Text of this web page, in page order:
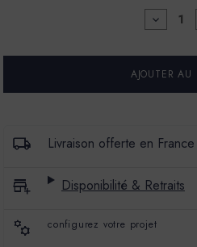
DIMINUER
LA
POUR
GLACIS
-
Livraison offerte en
Disponibilité & Retraits
configurez votre projet